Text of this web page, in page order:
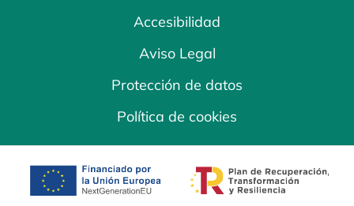
Accesibilidad
Aviso Legal
Protección de datos
Política de cookies
se abre en una pestaña nuevase abre en una